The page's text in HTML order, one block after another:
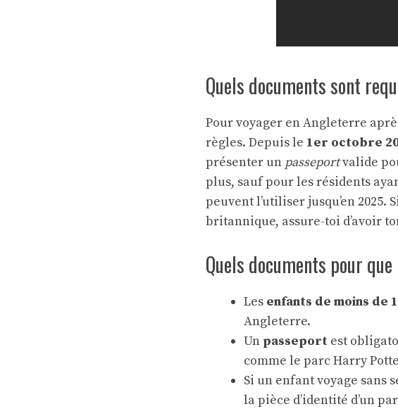
Quels documents sont
Pour voyager en Angleterre
règles. Depuis le 1er octobre
présenter un passeportvalide
plus, sauf pour les résidents
peuvent l’utiliser jusqu’en
britannique, assure-toi d’avoir
Quels documents pour
Les enfants de moins de
Angleterre.
Un passeport est
comme le parc Harry
Si un enfant voyage sans
la pièce d’identité d’un